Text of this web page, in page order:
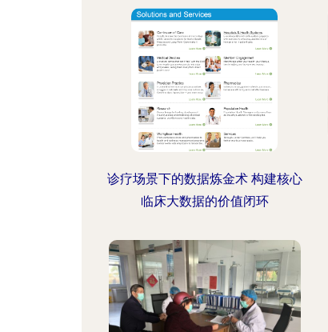
诊疗场景下的数据炼金术 构建核心
临床大数据的价值闭环